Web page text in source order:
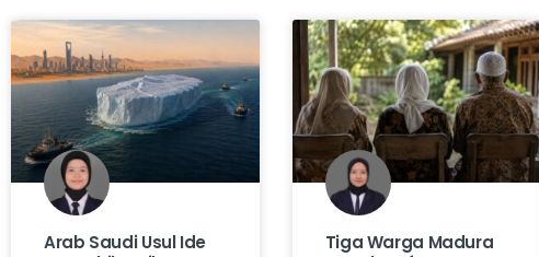
Arab Saudi Usul Ide
Tiga Warga Madura